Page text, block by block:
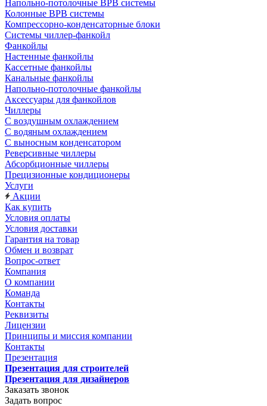
Напольно-потолочные ВРВ системы
Колонные ВРВ системы
Компрессорно-конденсаторные блоки
Системы чиллер-фанкойл
Фанкойлы
Настенные фанкойлы
Кассетные фанкойлы
Канальные фанкойлы
Напольно-потолочные фанкойлы
Аксессуары для фанкойлов
Чиллеры
С воздушным охлаждением
С водяным охлаждением
С выносным конденсатором
Реверсивные чиллеры
Абсорбционные чиллеры
Прецизионные кондиционеры
Услуги
Акции
Как купить
Условия оплаты
Условия доставки
Гарантия на товар
Обмен и возврат
Вопрос-ответ
Компания
О компании
Команда
Контакты
Реквизиты
Лицензии
Принципы и миссия компании
Контакты
Презентация
Презентация для строителей
Презентация для дизайнеров
Заказать звонок
Задать вопрос